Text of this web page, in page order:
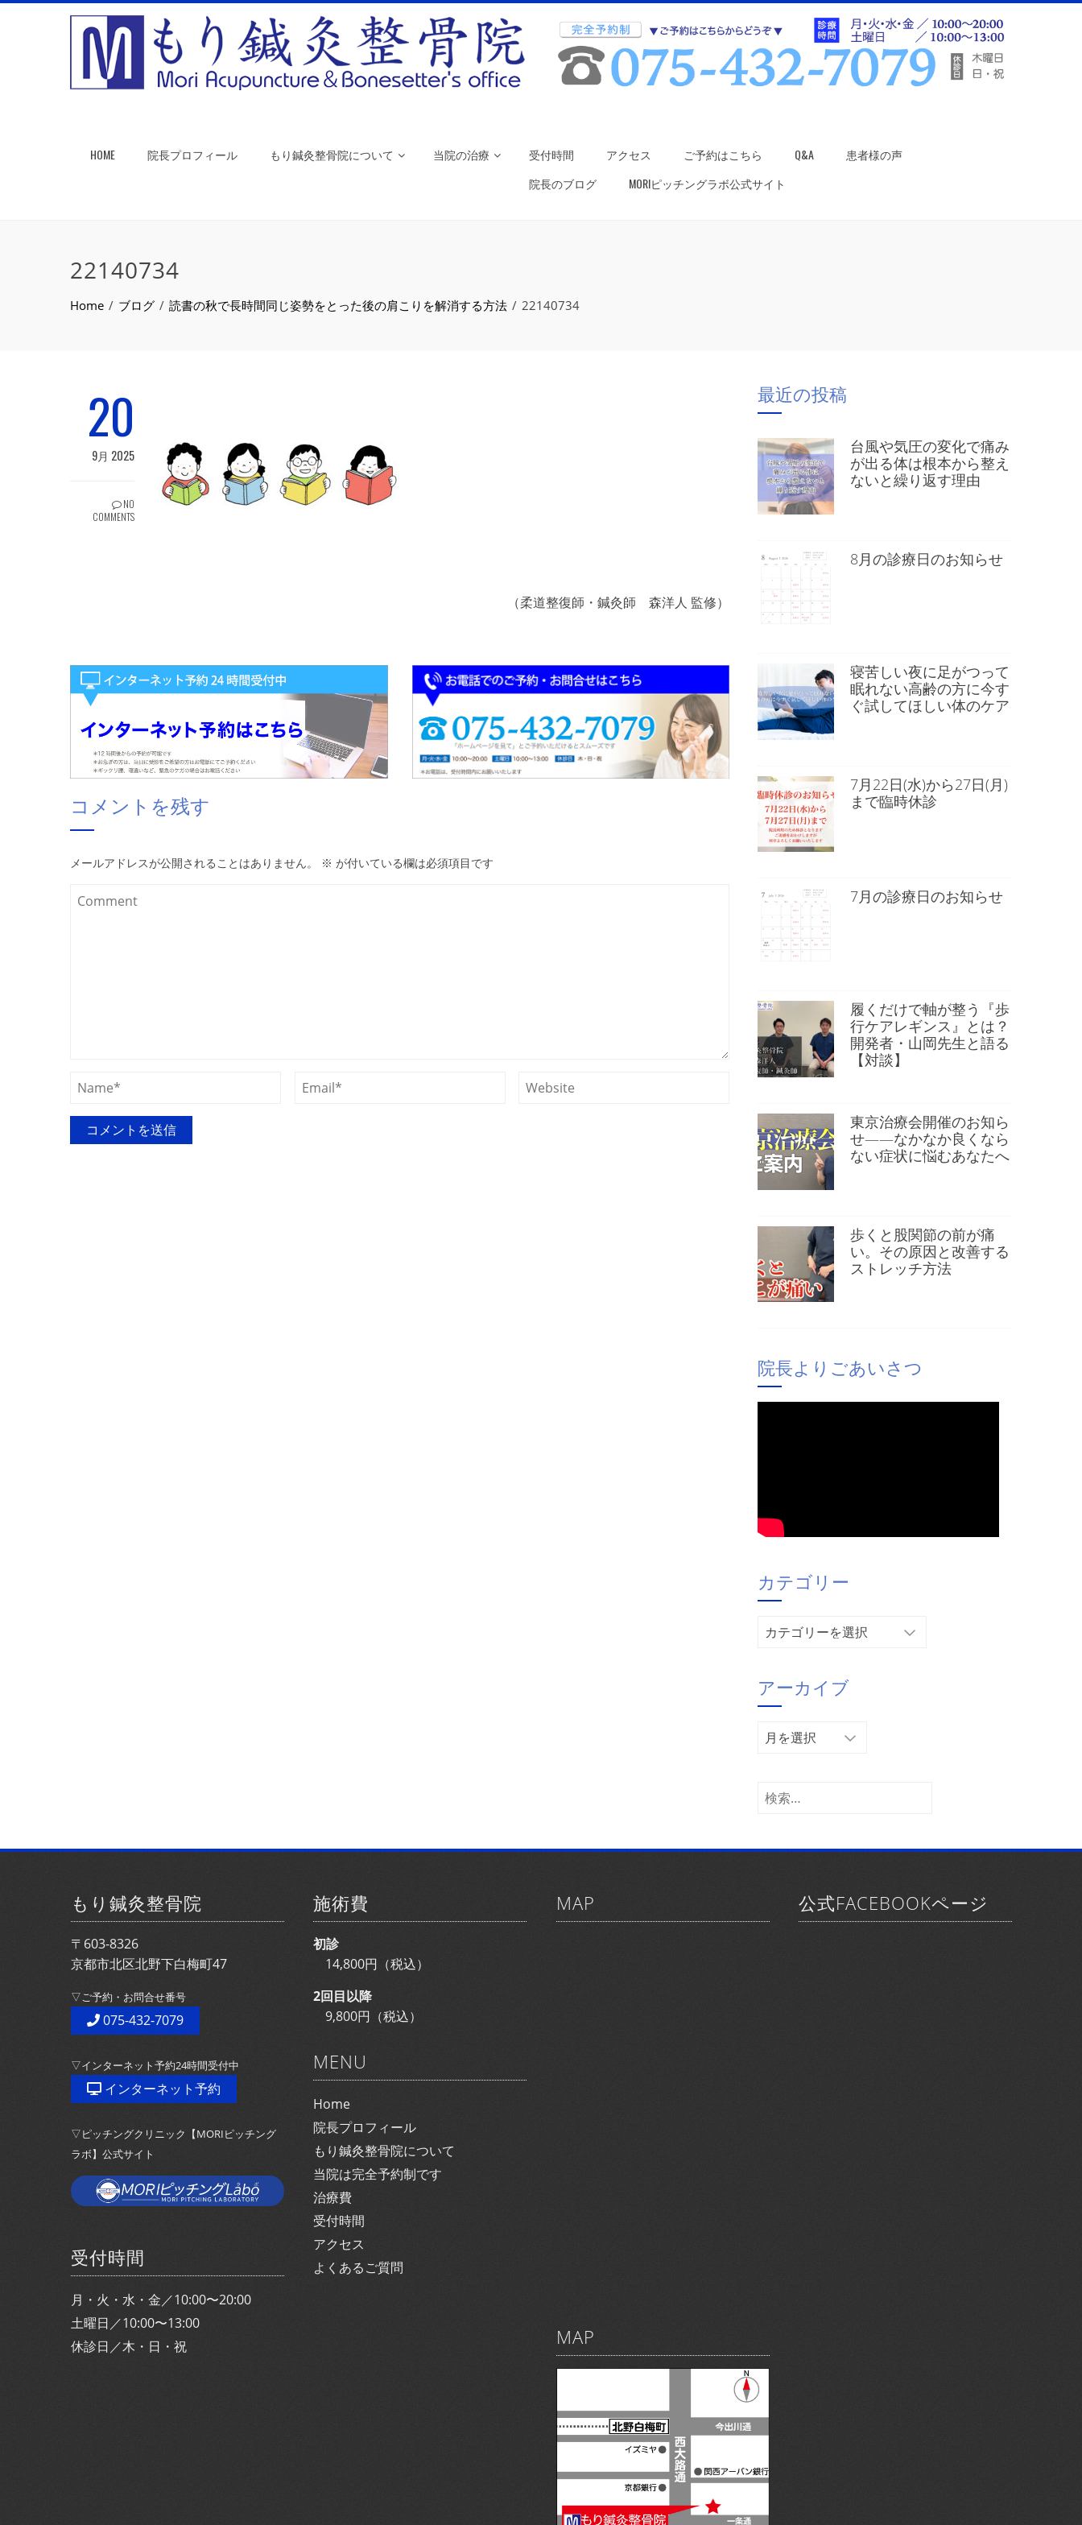
HOME 院長プロフィール もり鍼灸整骨院について 当院の治療 受付時間 アクセス ご予約はこちら Q&A
患者様の声
院長のブログ
MORIピッチングラボ公式サイト
22140734
Home ブログ 読書の秋で長時間同じ姿勢をとった後の肩こりを解消する方法 22140734
20
9月 2025
NO
COMMENTS
（柔道整復師・鍼灸師 森洋人 監修）
コメントを残す
メールアドレスが公開されることはありません。 ※ が付いている欄は必須項目です
最近の投稿
台風や気圧の変化で痛み
が出る体は根本から整え
ないと繰り返す理由
8月の診療日のお知らせ
寝苦しい夜に足がつって
眠れない高齢の方に今す
ぐ試してほしい体のケア
7月22日(水)から27日(月)
まで臨時休診
7月の診療日のお知らせ
履くだけで軸が整う『歩
行ケアレギンス』とは？
開発者・山岡先生と語る
【対談】
東京治療会開催のお知ら
せ——なかなか良くなら
ない症状に悩むあなたへ
歩くと股関節の前が痛
い。その原因と改善する
ストレッチ方法
院長よりごあいさつ
カテゴリー
カ
リ
ー
アーカイブ
ア
イ
検
もり鍼灸整骨院
〒603-8326
京都市北区北野下白梅町47
▽ご予約・お問合せ番号
075-432-7079
▽インターネット予約24時間受付中
インターネット予約
▽ピッチングクリニック【MORIピッチング
ラボ】公式サイト
受付時間
月・火・水・金／10:00〜20:00
土曜日／10:00〜13:00
休診日／木・日・祝
施術費
初診
14,800円（税込）
2回目以降
9,800円（税込）
MENU
Home
院長プロフィール
もり鍼灸整骨院について
当院は完全予約制です
治療費
受付時間
アクセス
よくあるご質問
MAP
MAP
公式FACEBOOKページ